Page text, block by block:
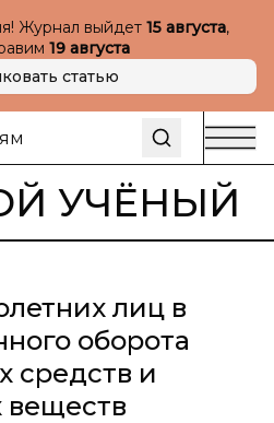
Журнал выйдет 15 августа,
19 августа
статью
УЧЁНЫЙ
лиц в
оборота
средств и
веществ